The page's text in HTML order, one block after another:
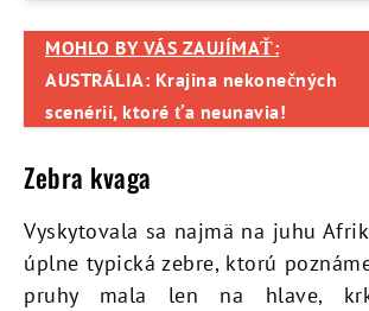
MOHLO BY VÁS ZAUJÍMAŤ:
AUSTRÁLIA: Krajina nekonečných
scenérií, ktoré ťa neunavia!
Zebra kvaga
Vyskytovala sa najmä na juhu
úplne typická zebre, ktorú
pruhy mala len na hlave,